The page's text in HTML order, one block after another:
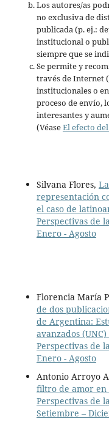
Los autores/as
no exclusiva de
publicada (p. ej.:
institucional o
siempre que se
Se permite y
través de Internet
institucionales o
proceso de envío,
interesantes y
(VéaseEl efecto
Silvana Flores,
representación
el caso de
Perspectivas de
Enero - Agosto
Florencia María
de dos
de Argentina:
avanzados
Perspectivas de
Enero - Agosto
Antonio Arroyo
filtro de amor en
Perspectivas de
Setiembre –